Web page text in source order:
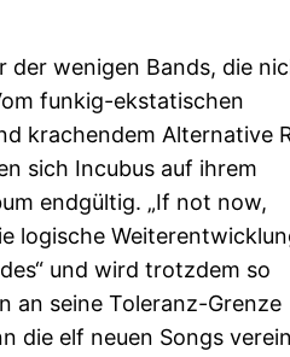
der wenigen Bands, die
funkig-ekstatischen
krachendem Alternative
sich Incubus auf ihrem
endgültig. „If not now,
logische
und wird trotzdem so
an seine Toleranz-Grenze
die elf neuen Songs